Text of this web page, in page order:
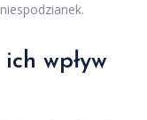
wpływ